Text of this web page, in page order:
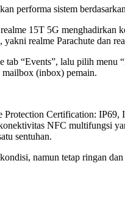
performa sistem
15T 5G
realme Parachute dan
“Events”, lalu pilih
(inbox) pemain.
Certification:
NFC multifungsi
sentuhan.
namun tetap ringan